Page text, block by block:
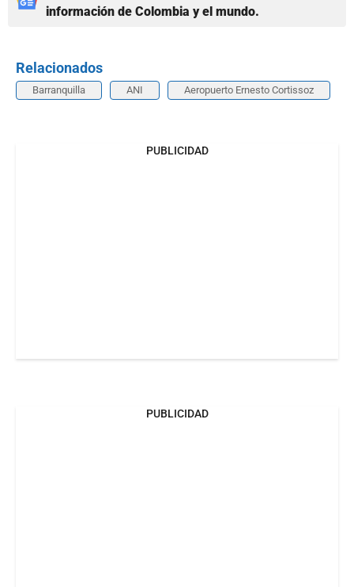
información de Colombia y el mundo.
Relacionados
Barranquilla ANI Aeropuerto Ernesto Cortissoz
PUBLICIDAD
PUBLICIDAD